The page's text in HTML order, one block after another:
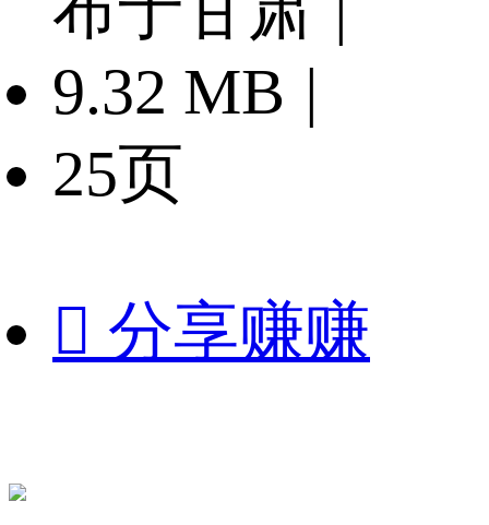
9.32 MB |
25页
 分享赚赚